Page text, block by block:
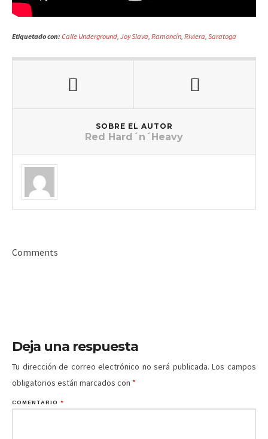
Etiquetado con: Calle Underground, Joy Slava, Ramoncín, Riviera, Saratoga
SOBRE EL AUTOR
Red Hard´n´Heavy
Comments
Deja una respuesta
Tu dirección de correo electrónico no será publicada. Los campos
obligatorios están marcados con *
COMENTARIO *